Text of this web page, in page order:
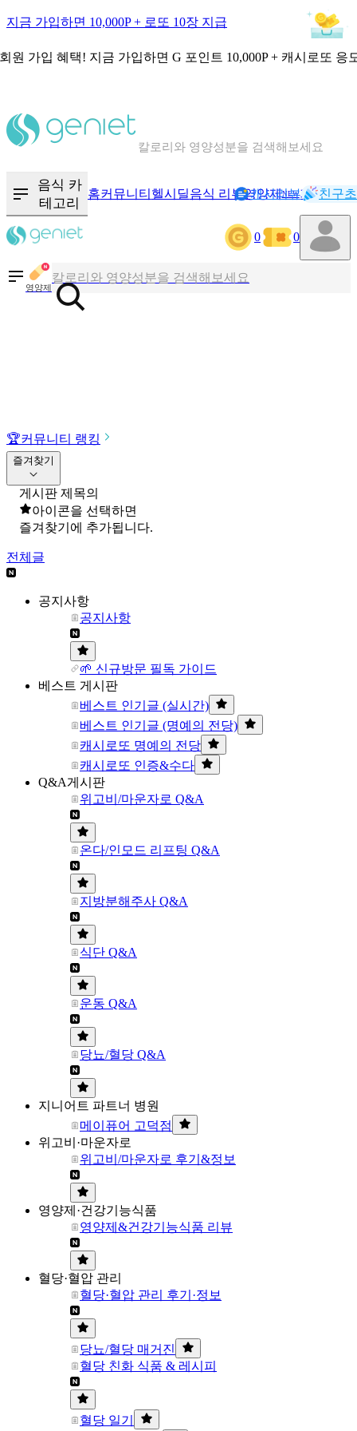
지금 가입하면 10,000P + 로또 10장 지급
원 가입 혜택! 지금 가입하면 G 포인트 10,000P + 캐시로또 응
칼로리와 영양성분을 검색해보세요
음식 카
테고리
홈커뮤니티 헬시딜음식 리뷰영양제NEW기록
캐시리뷰 친구
0 0
영양제
칼로리와 영양성분을 검색해보세요
혈당 · 다이어트 음식 검색해보세요
🏆커뮤니티 랭킹
즐겨찾기
게시판 제목의
아이콘을 선택하면
즐겨찾기에 추가됩니다.
전체글
공지사항
공지사항
🌱 신규방문 필독 가이드
베스트 게시판
베스트 인기글 (실시간)
베스트 인기글 (명예의 전당)
캐시로또 명예의 전당
캐시로또 인증&수다
Q&A게시판
위고비/마운자로 Q&A
온다/인모드 리프팅 Q&A
지방분해주사 Q&A
식단 Q&A
운동 Q&A
당뇨/혈당 Q&A
지니어트 파트너 병원
메이퓨어 고덕점
위고비·마운자로
위고비/마운자로 후기&정보
영양제·건강기능식품
영양제&건강기능식품 리뷰
혈당·혈압 관리
혈당·혈압 관리 후기·정보
당뇨/혈당 매거진
혈당 친화 식품 & 레시피
혈당 일기